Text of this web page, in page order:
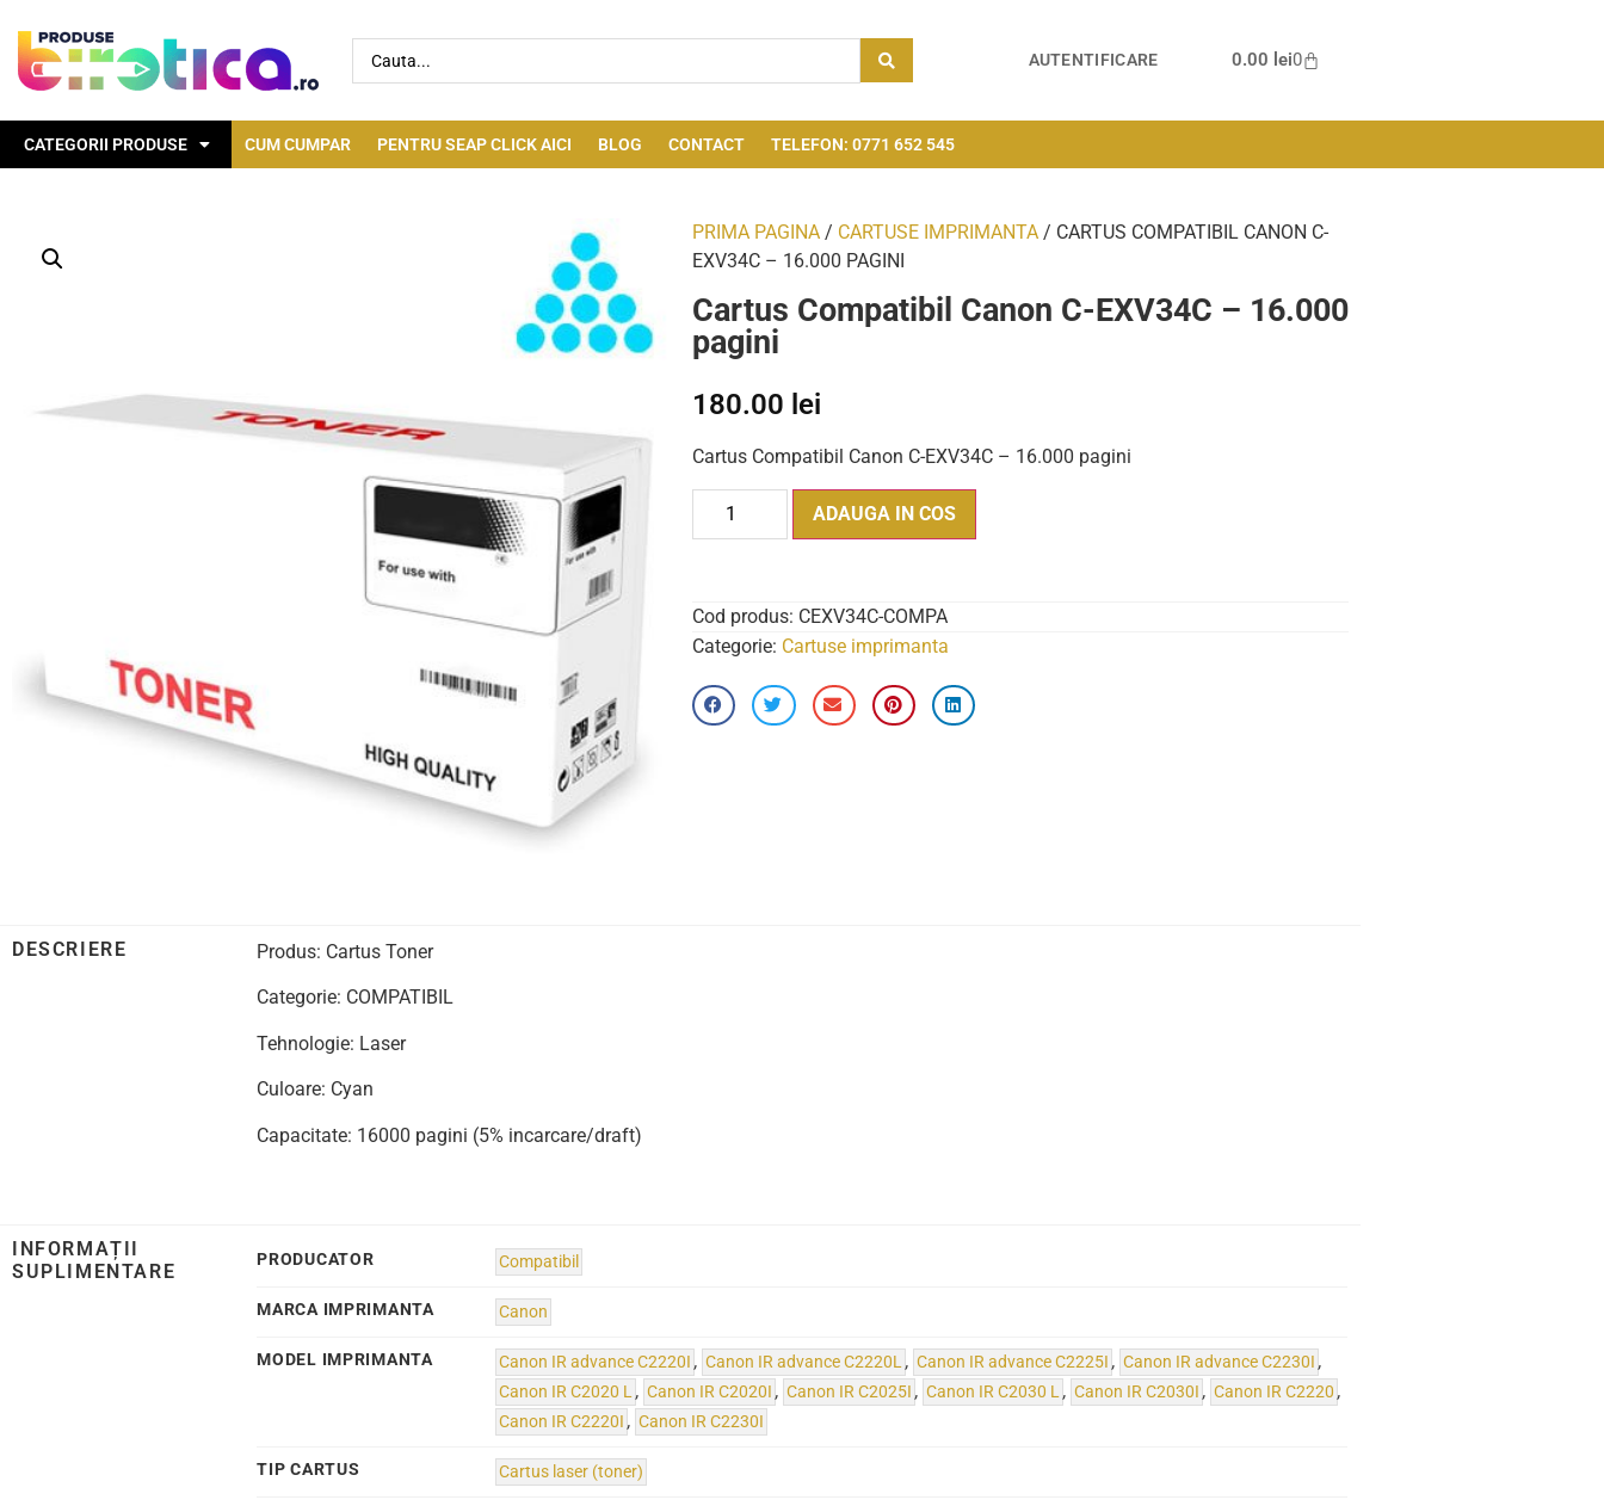
AUTENTIFICARE 0.00 lei0
CATEGORII PRODUSE CUM CUMPAR PENTRU SEAP CLICK AICI BLOG CONTACT TELEFON: 0771 652 545
PRIMA PAGINA / CARTUSE IMPRIMANTA / CARTUS COMPATIBIL CANON C-
EXV34C – 16.000 PAGINI
Cartus Compatibil Canon C-EXV34C – 16.000
pagini
180.00 lei
Cartus Compatibil Canon C-EXV34C – 16.000 pagini
ADAUGA IN COS
Cod produs: CEXV34C-COMPA
Categorie: Cartuse imprimanta
DESCRIERE Produs: Cartus Toner
Categorie: COMPATIBIL
Tehnologie: Laser
Culoare: Cyan
Capacitate: 16000 pagini (5% incarcare/draft)
INFORMAȚII
SUPLIMENTARE
PRODUCATOR Compatibil
MARCA IMPRIMANTA Canon
MODEL IMPRIMANTA Canon IR advance C2220I , Canon IR advance C2220L, Canon IR advance C2225I , Canon IR advance C2230I ,
Canon IR C2020 L, Canon IR C2020I , Canon IR C2025I , Canon IR C2030 L, Canon IR C2030I , Canon IR C2220 ,
Canon IR C2220I , Canon IR C2230I
TIP CARTUS Cartus laser (toner)